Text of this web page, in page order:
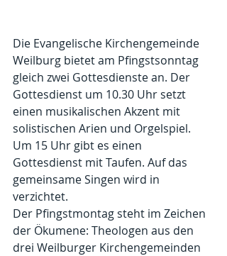
Die Evangelische Kirchengemeinde
Weilburg bietet am Pfingstsonntag
gleich zwei Gottesdienste an. Der
Gottesdienst um 10.30 Uhr setzt
einen musikalischen Akzent mit
solistischen Arien und Orgelspiel.
Um 15 Uhr gibt es einen
Gottesdienst mit Taufen. Auf das
gemeinsame Singen wird in
verzichtet.
Der Pfingstmontag steht im Zeichen
der Ökumene: Theologen aus den
drei Weilburger Kirchengemeinden